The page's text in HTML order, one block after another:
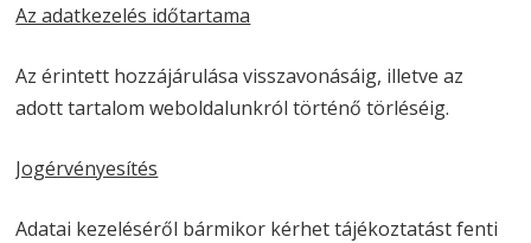
Az adatkezelés időtartama
Az érintett hozzájárulása visszavonásáig, illetve az
adott tartalom weboldalunkról történő törléséig.
Jogérvényesítés
Adatai kezeléséről bármikor kérhet tájékoztatást fenti